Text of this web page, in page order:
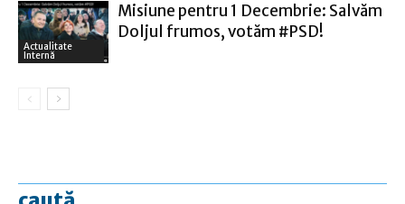
Actualitate
Internă
Misiune pentru 1 Decembrie: Salvăm
Doljul frumos, votăm #PSD!